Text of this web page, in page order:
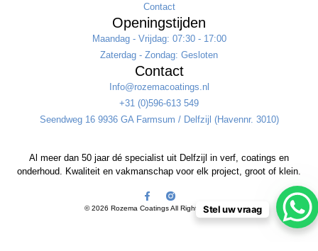
Al meer dan 50 jaar dé specialist uit Delfzijl in verf, coatings en
onderhoud. Kwaliteit en vakmanschap voor elk project, groot of klein.
© 2026 Rozema Coatings All Rights Reserved
Contact
Openingstijden
Maandag - Vrijdag: 07:30 - 17:00
Zaterdag - Zondag: Gesloten
Contact
Info@rozemacoatings.nl
+31 (0)596-613 549
Seendweg 16 9936 GA Farmsum / Delfzijl (Havennr. 3010)
Stel uw vraag